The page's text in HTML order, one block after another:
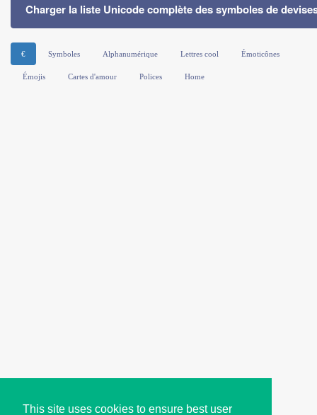
This site uses cookies to ensure best user
Charger la liste Unicode complète des symboles de
€ Symboles Alphanumérique Lettres cool Émoticônes
Émojis Cartes d'amour Polices Home